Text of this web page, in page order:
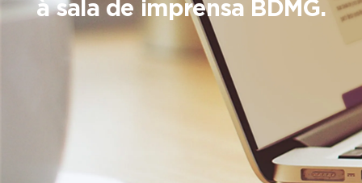
à sala de imprensa BDMG.